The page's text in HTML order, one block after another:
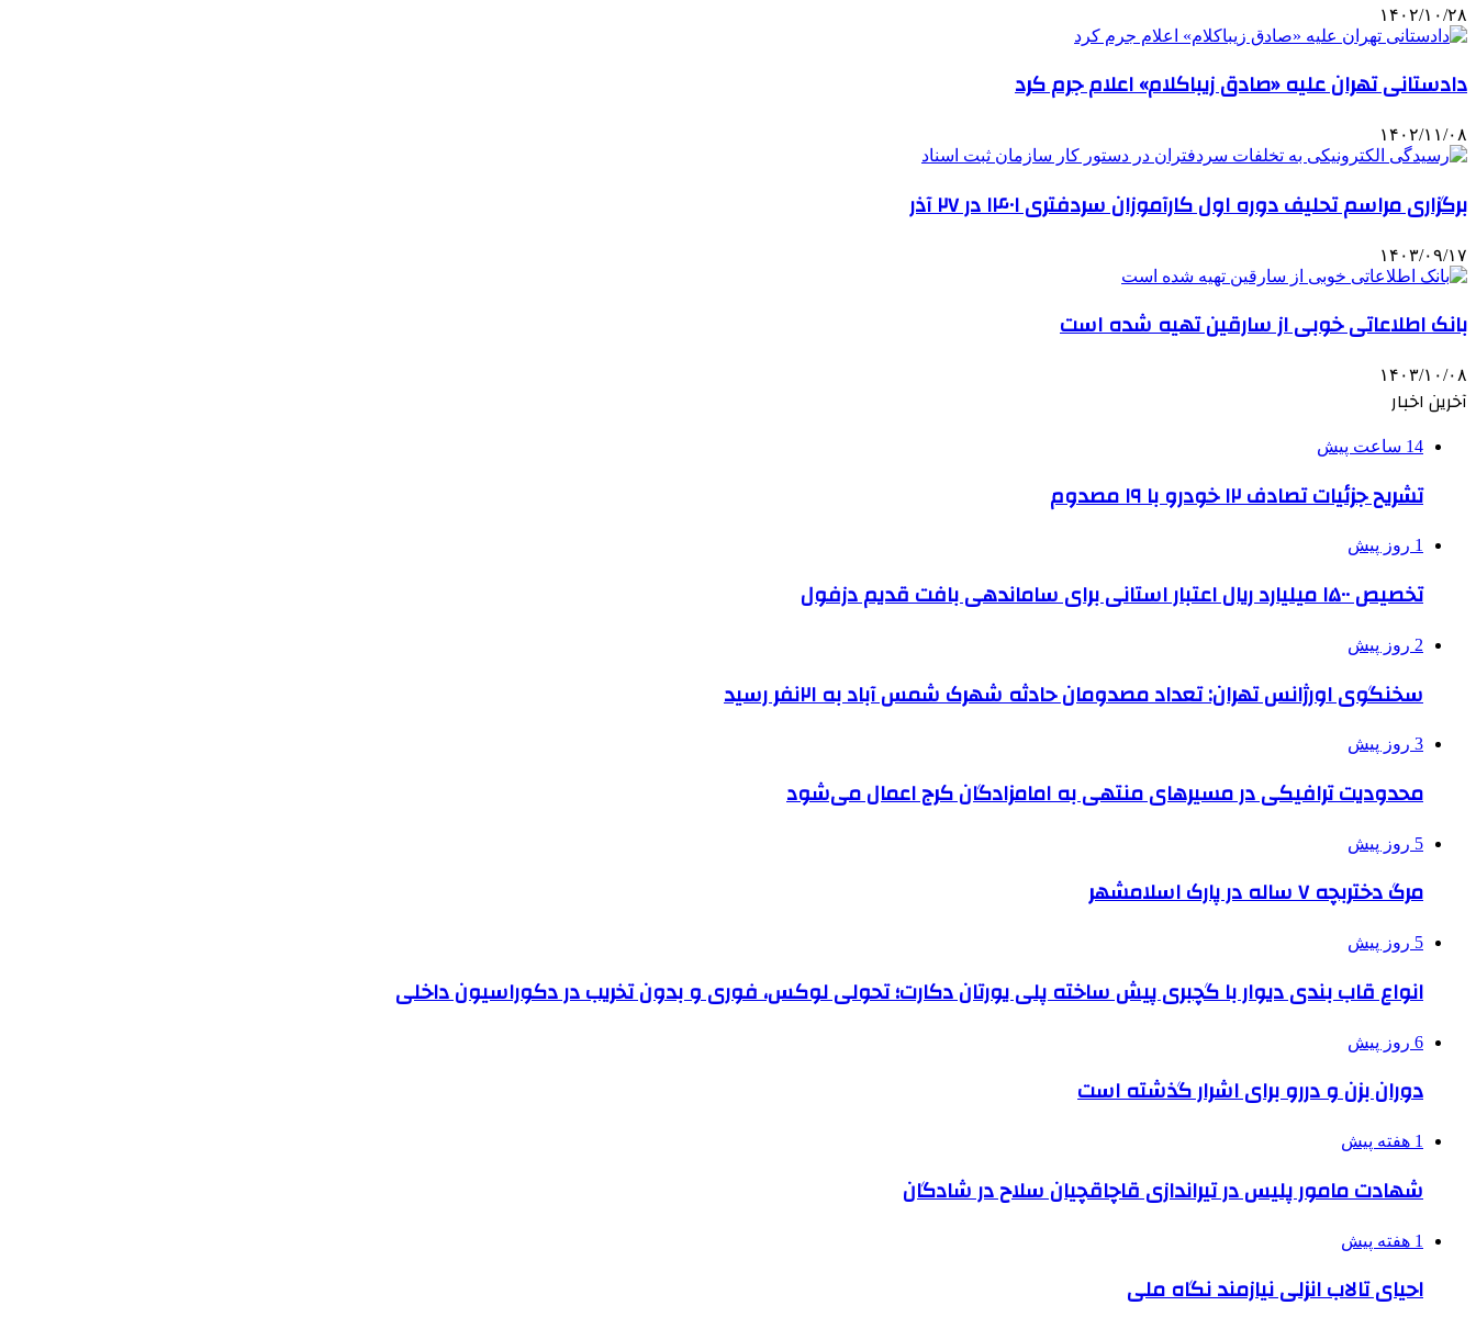
۱۴۰۲/۱۰/۲۸
دادستانی تهران علیه «صادق زیباکلام» اعلام جرم کرد
۱۴۰۲/۱۱/۰۸
برگزاری مراسم تحلیف دوره اول کارآموزان سردفتری ۱۴۰۱ در ۲۷ آذر
۱۴۰۳/۰۹/۱۷
بانک اطلاعاتی خوبی از سارقین تهیه شده است
۱۴۰۳/۱۰/۰۸
آخرین اخبار
14 ساعت پیش
تشریح جزئیات تصادف ۱۲ خودرو با ۱۹ مصدوم
1 روز پیش
تخصیص ۱۵۰۰ میلیارد ریال اعتبار استانی برای ساماندهی بافت قدیم دزفول
2 روز پیش
سخنگوی اورژانس تهران: تعداد مصدومان حادثه شهرک شمس آباد به ۲۱نفر رسید
3 روز پیش
محدودیت ترافیکی در مسیرهای منتهی به امامزادگان کرج اعمال می‌شود
5 روز پیش
مرگ دختربچه ۷ ساله در پارک اسلامشهر
5 روز پیش
انواع قاب بندی دیوار با گچبری پیش ساخته پلی یورتان دکارت؛ تحولی لوکس، فوری و بدون تخریب در دکوراسیون داخلی
6 روز پیش
دوران بزن و دررو برای اشرار گذشته است
1 هفته پیش
شهادت مامور پلیس در تیراندازی قاچاقچیان سلاح در شادگان
1 هفته پیش
احیای تالاب انزلی نیازمند نگاه ملی